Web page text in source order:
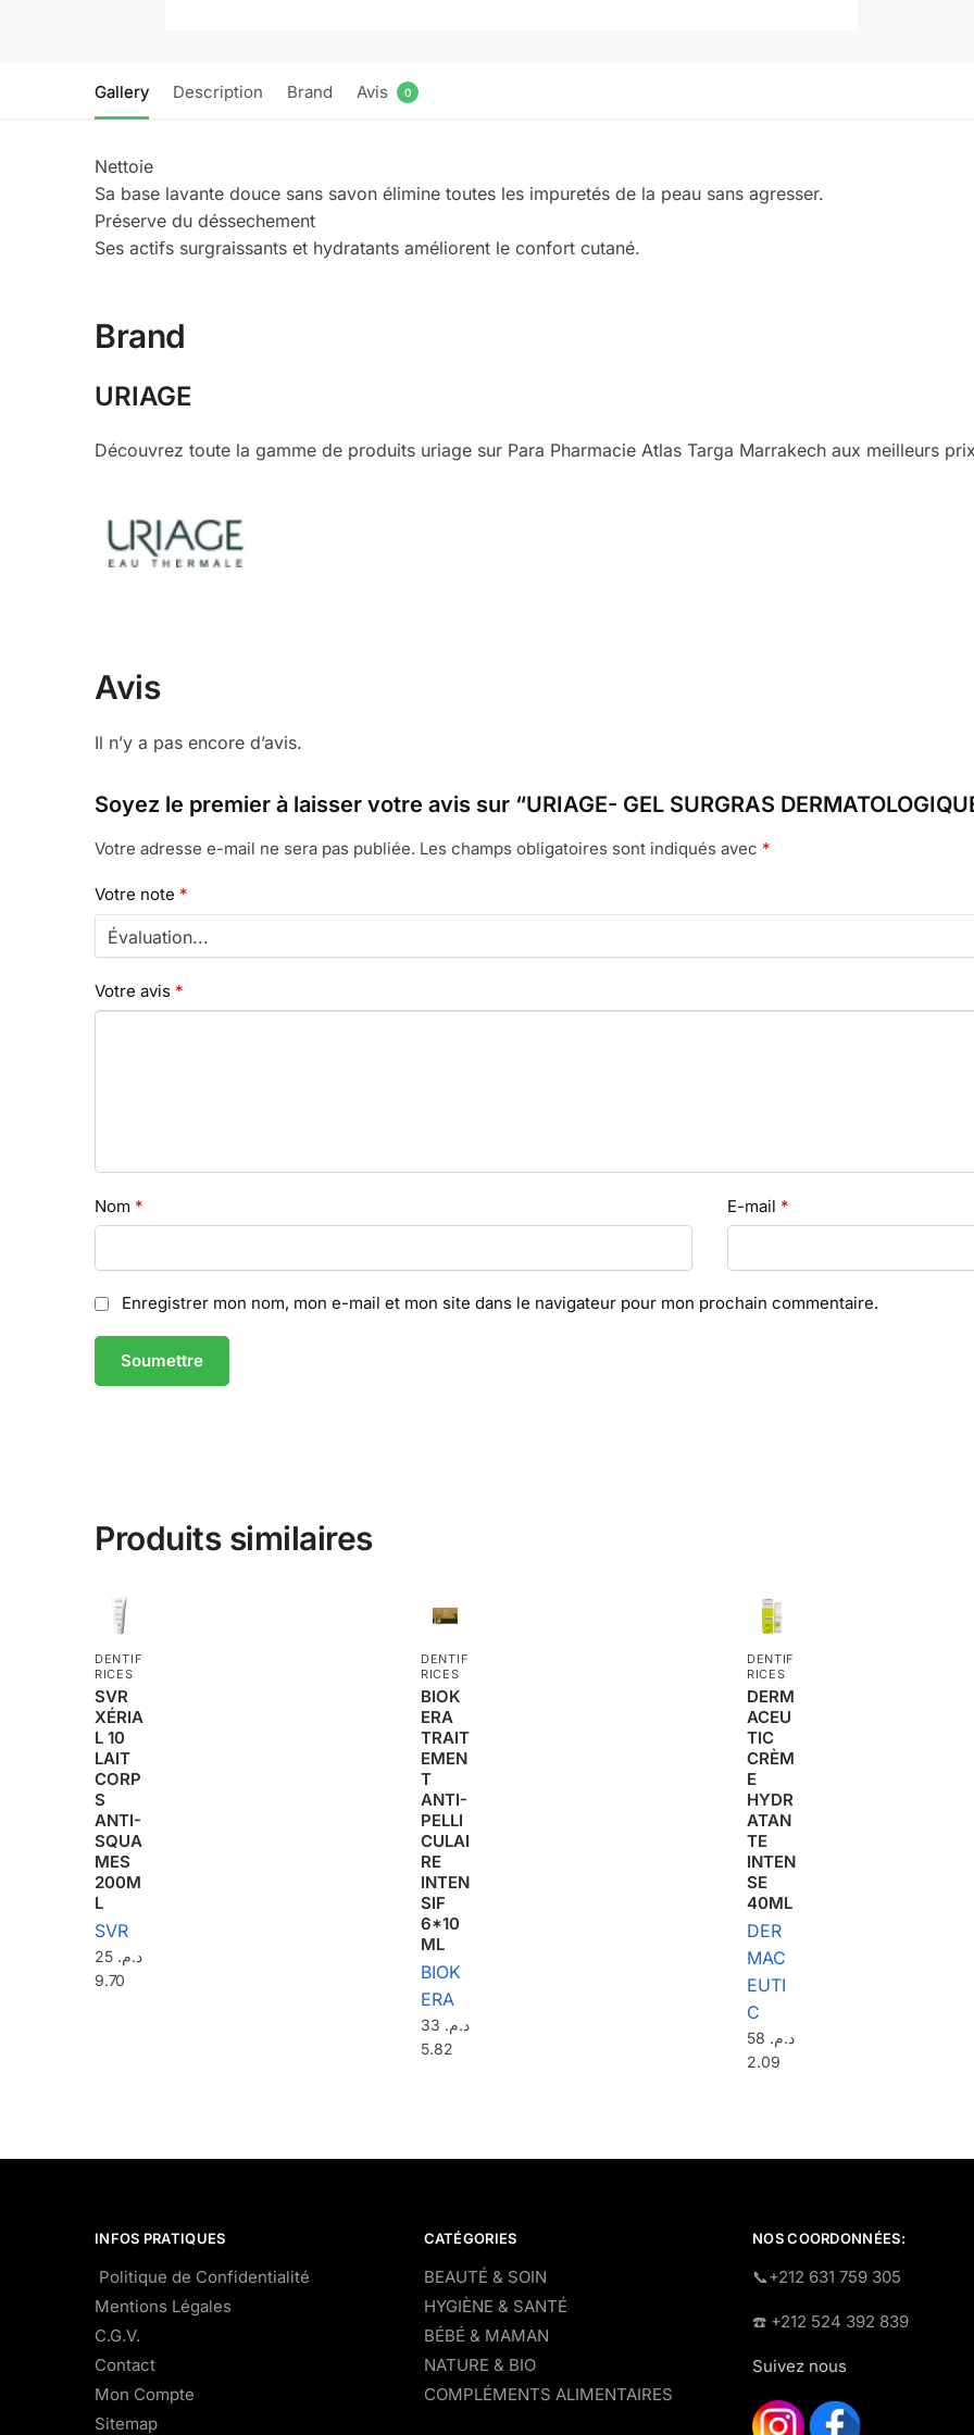
Gallery Description Brand Avis 0
Nettoie
Sa base lavante douce sans savon élimine toutes les impuretés de la peau sans agresser.
Préserve du déssechement
Ses actifs surgraissants et hydratants améliorent le confort cutané.
Brand
URIAGE
Découvrez toute la gamme de produits uriage sur Para Pharmacie Atlas Targa Marrakech aux meilleurs
Avis
Il n’y a pas encore d’avis.
Soyez le premier à laisser votre avis sur “URIAGE- GEL SURGRAS
Votre adresse e-mail ne sera pas publiée. Les champs obligatoires sont indiqués avec *
Votre note *
Votre avis *
Nom * E-mail *
Enregistrer mon nom, mon e-mail et mon site dans le navigateur pour mon prochain commentaire.
Produits similaires
DENTIF
RICES
SVR
XÉRIA
L 10
LAIT
CORP
S
ANTI-
SQUA
MES
200M
L
SVR
د.م. 25
9.70
DENTIF
RICES
BIOK
ERA
TRAIT
EMEN
T
ANTI-
PELLI
CULAI
RE
INTEN
SIF
6*10
ML
BIOK
ERA
د.م. 33
5.82
DENTIF
RICES
DERM
ACEU
TIC
CRÈM
E
HYDR
ATAN
TE
INTEN
SE
40ML
DER
MAC
EUTI
C
د.م. 58
2.09
INFOS PRATIQUES
Politique de Confidentialité
Mentions Légales
C.G.V.
Contact
Mon Compte
Sitemap
CATÉGORIES
BEAUTÉ & SOIN
HYGIÈNE & SANTÉ
BÉBÉ & MAMAN
NATURE & BIO
COMPLÉMENTS ALIMENTAIRES
NOS COORDONNÉES:
​📞+212 631 759 305
☎️​ +212 524 392 839
Suivez nous